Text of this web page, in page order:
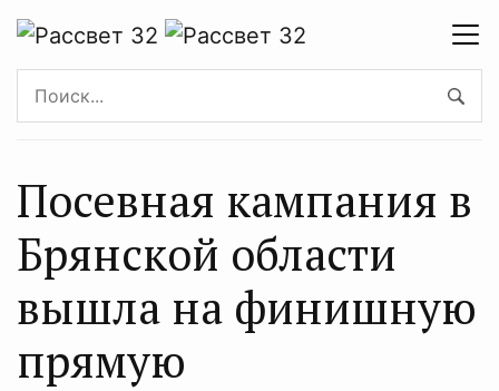
Посевная кампания в
Брянской области
вышла на финишную
прямую